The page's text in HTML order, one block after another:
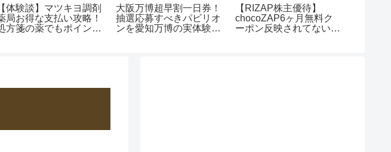
【体験談】マツキヨ調剤
局お得な支払い攻略！
方箋の薬でもポイント
大阪万博超早割一日券！
抽選応募すべきパビリオ
ンを愛知万博の実体験・
【RIZAP株主優待】
chocoZAP6ヶ月無料ク
ーポン反映されてない？